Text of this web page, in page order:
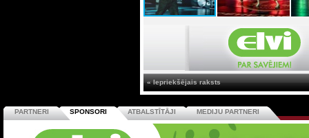
« Iepriekšējais raksts
PARTNERI SPONSORI ATBALSTĪTĀJI MEDIJU PARTNERI